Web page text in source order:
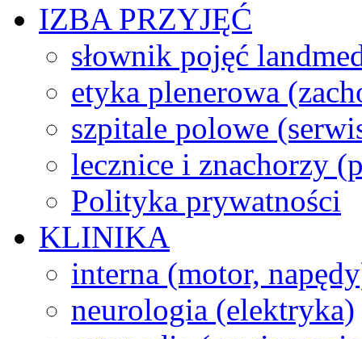
IZBA PRZYJĘĆ
słownik pojęć
etyka plenerowa
szpitale polowe
lecznice i znachorzy
Polityka prywatności
KLINIKA
interna (motor,
neurologia (elektryka)